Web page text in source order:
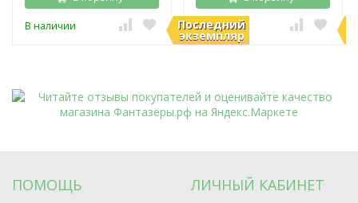
В наличии Последний
экземпляр
В наличии
ПОМОЩЬ ЛИЧНЫЙ КАБИНЕТ